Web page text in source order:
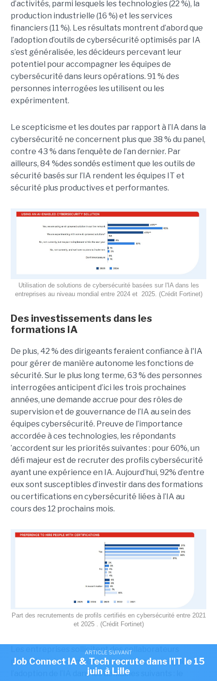
d’activités, parmi lesquels les technologies (22 %), la
production industrielle (16 %) et les services
financiers (11 %). Les résultats montrent d’abord que
l’adoption d’outils de cybersécurité optimisés par IA
s’est généralisée, les décideurs percevant leur
potentiel pour accompagner les équipes de
cybersécurité dans leurs opérations. 91 % des
personnes interrogées les utilisent ou les
expérimentent.
Le scepticisme et les doutes par rapport à l’IA dans la
cybersécurité ne concernent plus que 38 % du panel,
contre 43 % dans l’enquête de l’an dernier. Par
ailleurs, 84 %des sondés estiment que les outils de
sécurité basés sur l’IA rendent les équipes IT et
sécurité plus productives et performantes.
Utilisation de solutions de cybersécurité basées sur l'IA dans les
entreprises au niveau mondial entre 2024 et 2025. (Crédit Fortinet)
Des investissements dans les
formations IA
De plus, 42 % des dirigeants feraient confiance à l'IA
pour gérer de manière autonome les fonctions de
sécurité. Sur le plus long terme, 63 % des personnes
interrogées anticipent d’ici les trois prochaines
années, une demande accrue pour des rôles de
supervision et de gouvernance de l’IA au sein des
équipes cybersécurité. Preuve de l’importance
accordée à ces technologies, les répondants
’accordent sur les priorités suivantes : pour 60%, un
défi majeur est de recruter des profils cybersécurité
ayant une expérience en IA. Aujourd’hui, 92% d’entre
eux sont susceptibles d’investir dans des formations
ou certifications en cybersécurité liées à l’IA au
cours des 12 prochains mois.
Part des recrutements de profils certifiés en cybersécurité entre 2021
et 2025 . (Crédit Fortinet)
Les entreprises sollicitent des collaborateurs
possédant des compétences pour accompagner
l’adoption de l’IA dans les domaines suivants : le
ARTICLE SUIVANT
Job Connect IA & Tech recrute dans l'IT le 15
juin à Lille